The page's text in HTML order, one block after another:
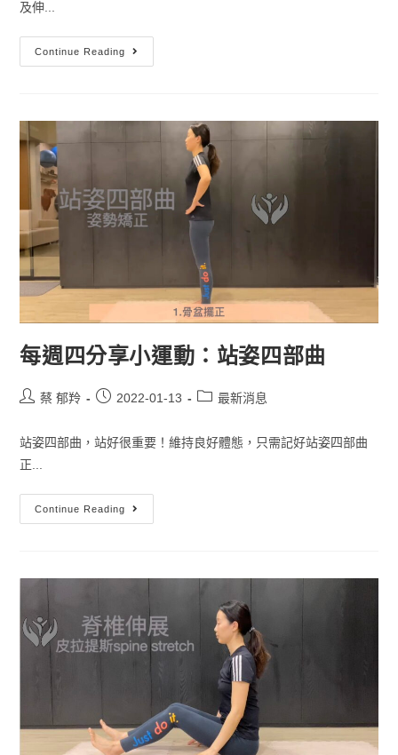
及伸...
Continue Reading
每週四分享小運動：站姿四部曲
蔡 郁羚 2022-01-13 最新消息
站姿四部曲，站好很重要！維持良好體態，只需記好站姿四部曲
正...
Continue Reading